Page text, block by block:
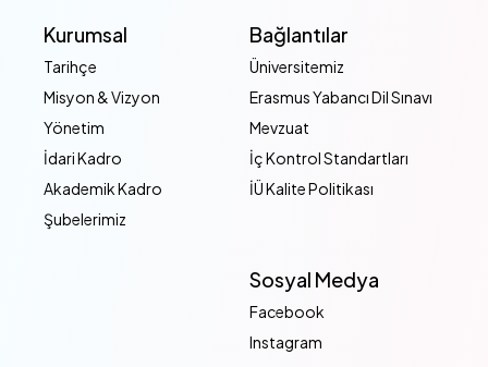
Kurumsal
Tarihçe
Misyon & Vizyon
Yönetim
İdari Kadro
Akademik Kadro
Şubelerimiz
Bağlantılar
Üniversitemiz
Erasmus Yabancı Dil Sınavı
Mevzuat
İç Kontrol Standartları
İÜ Kalite Politikası
Sosyal Medya
Facebook
Instagram